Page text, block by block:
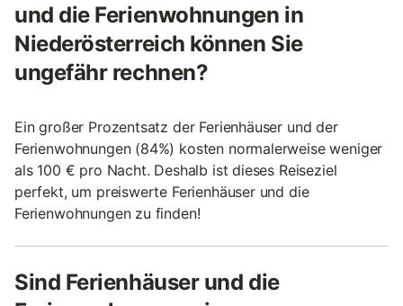
und die Ferienwohnungen in
Niederösterreich können Sie
ungefähr rechnen?
Ein großer Prozentsatz der Ferienhäuser und der
Ferienwohnungen (84%) kosten normalerweise weniger
als 100 € pro Nacht. Deshalb ist dieses Reiseziel
perfekt, um preiswerte Ferienhäuser und die
Ferienwohnungen zu finden!
Sind Ferienhäuser und die